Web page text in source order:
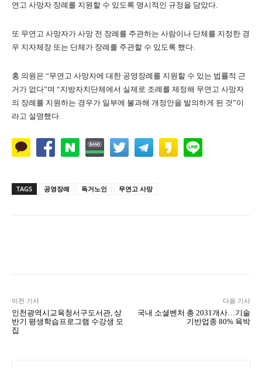
연고 사망자 장례를 지원할 수 있도록 명시적인 규정을 담았다.
또 무연고 사망자가 사망 전 장례를 주관하는 사람이나 단체를 지정한 경
우 지자체장 또는 단체가 장례를 주관할 수 있도록 했다.
홍 의원은 “무연고 사망자에 대한 공영장례를 지원할 수 있는 법률적 근
거가 없다”며 “지방자치단체에서 실제로 조례를 제정해 무연고 사망자
의 장례를 지원하는 경우가 일부에 불과해 개정안을 발의하게 된 것”이
라고 설명했다.
TAGS 공영장례 독거노인 무연고 사망
이전 기사
인천광역시교육청서구도서관, 상
반기 평생학습프로그램 수강생 모
집
다음 기사
국내 소셜벤처 총 2031개사…기술
기반업종 80% 육박